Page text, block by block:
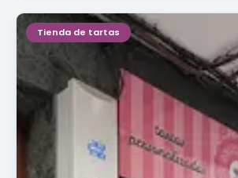
Tienda de tartas